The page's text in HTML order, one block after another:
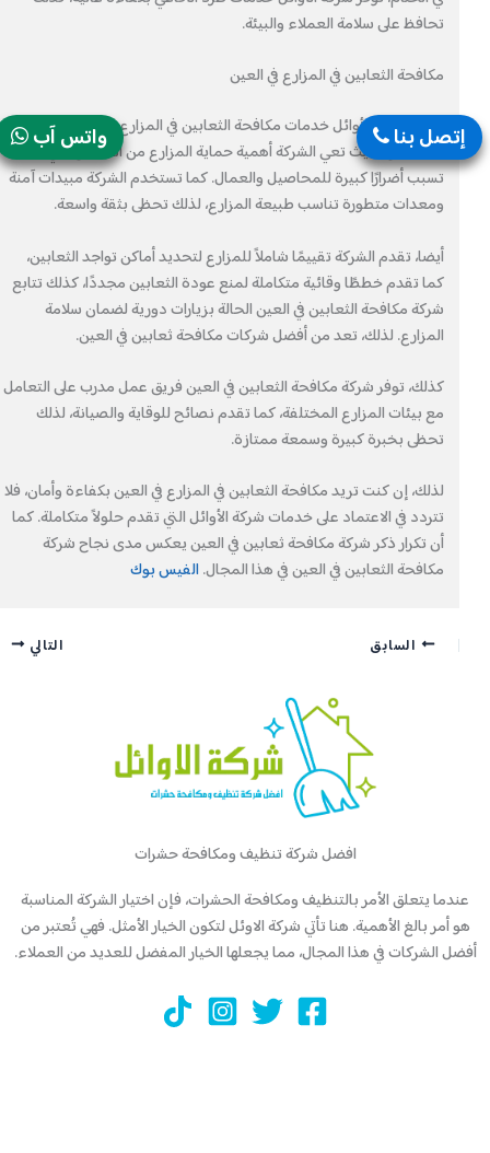
تحافظ على سلامة العملاء والبيئة.
مكافحة الثعابين في المزارع في العين
تقدم شركة الأوائل خدمات مكافحة الثعابين في المزارع في العين بشكل
متخصص، حيث تعي الشركة أهمية حماية المزارع من الثعابين التي قد
تسبب أضرارًا كبيرة للمحاصيل والعمال. كما تستخدم الشركة مبيدات آمنة
ومعدات متطورة تناسب طبيعة المزارع، لذلك تحظى بثقة واسعة.
أيضا، تقدم الشركة تقييمًا شاملاً للمزارع لتحديد أماكن تواجد الثعابين،
كما تقدم خططًا وقائية متكاملة لمنع عودة الثعابين مجددًا، كذلك تتابع
شركة مكافحة الثعابين في العين الحالة بزيارات دورية لضمان سلامة
المزارع. لذلك، تعد من أفضل شركات مكافحة ثعابين في العين.
كذلك، توفر شركة مكافحة الثعابين في العين فريق عمل مدرب على التعامل
مع بيئات المزارع المختلفة، كما تقدم نصائح للوقاية والصيانة، لذلك
تحظى بخبرة كبيرة وسمعة ممتازة.
لذلك، إن كنت تريد مكافحة الثعابين في المزارع في العين بكفاءة وأمان، فلا
تتردد في الاعتماد على خدمات شركة الأوائل التي تقدم حلولاً متكاملة. كما
أن تكرار ذكر شركة مكافحة ثعابين في العين يعكس مدى نجاح شركة
مكافحة الثعابين في العين في هذا المجال.الفيس بوك
السابق التالي
افضل شركة تنظيف ومكافحة حشرات
عندما يتعلق الأمر بالتنظيف ومكافحة الحشرات، فإن اختيار الشركة المناسبة
هو أمر بالغ الأهمية. هنا تأتي شركة الاوئل لتكون الخيار الأمثل. فهي تُعتبر من
أفضل الشركات في هذا المجال، مما يجعلها الخيار المفضل للعديد من العملاء.
واتس آب إتصل بنا